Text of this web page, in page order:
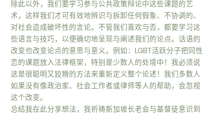
除此以外，我们要学习参与公共政策辩论中这些课题的艺
术，这样我们才可有效地辨识与拆卸任何假象、不协调的、
对社会造成破坏性的言论。不管我们喜欢与否，都要学习这
些语言与技巧，以便确切地呈现与阐述我们的论点。话语的
改变也改变论点的意思与意义。例如：LGBT活跃分子把同性
恋的课题放入法律框架，特别是少数人的处境中！我必须说
这是很聪明又狡猾的方法来重新定义整个论述！我们多数人
如果没有像政治家、社会工作者或律师等人的帮助，会忽视
这个改变。
总结我在此分享想法，我祈祷新加坡长老会与基督徒意识到